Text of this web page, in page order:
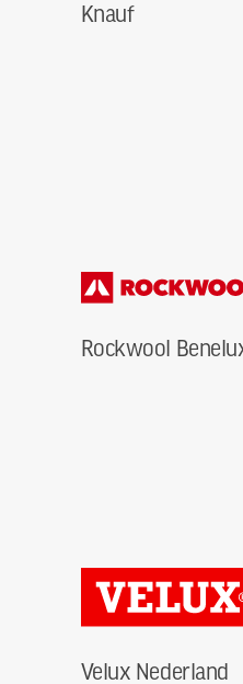
Knauf
Rockwool
Velux Nederland